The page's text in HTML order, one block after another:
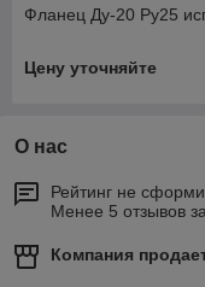
Фланец Ду-20 Ру25
Цену уточняйте
О нас
Рейтинг не
Менее 5 отзывов
Компания